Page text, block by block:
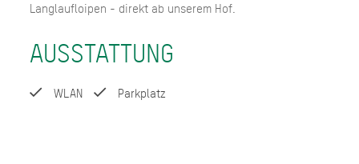
Langlaufloipen - direkt ab unserem Hof.
AUSSTATTUNG
WLAN Parkplatz